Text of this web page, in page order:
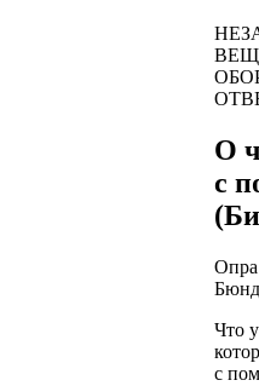
О
с
Что
с